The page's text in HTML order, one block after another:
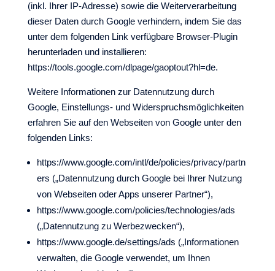
(inkl. Ihrer IP-Adresse) sowie die Weiterverarbeitung
dieser Daten durch Google verhindern, indem Sie das
unter dem folgenden Link verfügbare Browser-Plugin
herunterladen und installieren:
https://tools.google.com/dlpage/gaoptout?hl=de.
Weitere Informationen zur Datennutzung durch
Google, Einstellungs- und Widerspruchsmöglichkeiten
erfahren Sie auf den Webseiten von Google unter den
folgenden Links:
https://www.google.com/intl/de/policies/privacy/partn
ers („Datennutzung durch Google bei Ihrer Nutzung
von Webseiten oder Apps unserer Partner“),
https://www.google.com/policies/technologies/ads
(„Datennutzung zu Werbezwecken“),
https://www.google.de/settings/ads („Informationen
verwalten, die Google verwendet, um Ihnen